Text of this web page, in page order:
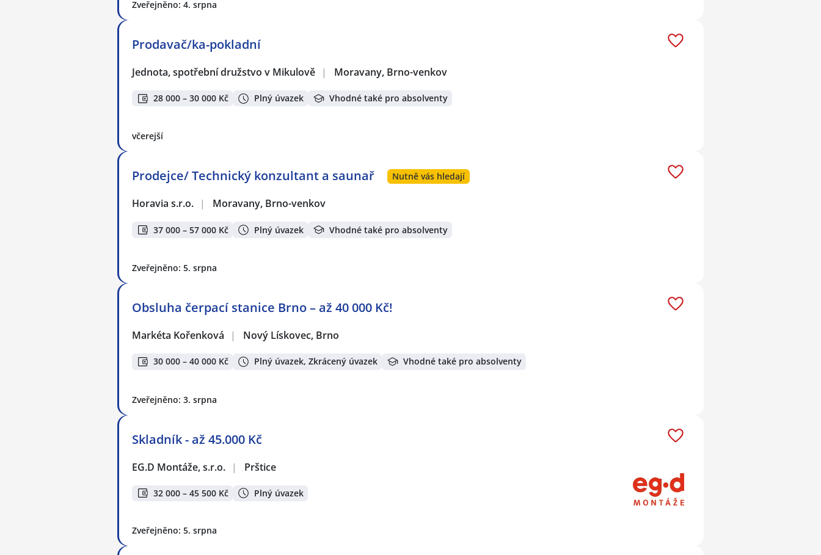
Zveřejněno: 4. srpna
Prodavač/ka-pokladní
Jednota, spotřební družstvo v Mikulově | Moravany, Brno-venkov
28 000 – 30 000 Kč Plný úvazek Vhodné také pro absolventy
včerejší
Prodejce/ Technický konzultant a saunař Nutně vás hledají
Horavia s.r.o. | Moravany, Brno-venkov
37 000 – 57 000 Kč Plný úvazek Vhodné také pro absolventy
Zveřejněno: 5. srpna
Obsluha čerpací stanice Brno – až 40 000 Kč!
Markéta Kořenková | Nový Lískovec, Brno
30 000 – 40 000 Kč Plný úvazek, Zkrácený úvazek Vhodné také pro absolventy
Zveřejněno: 3. srpna
Skladník - až 45.000 Kč
EG.D Montáže, s.r.o. | Prštice
32 000 – 45 500 Kč Plný úvazek
Zveřejněno: 5. srpna